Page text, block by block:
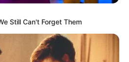
Still Can't Forget Them